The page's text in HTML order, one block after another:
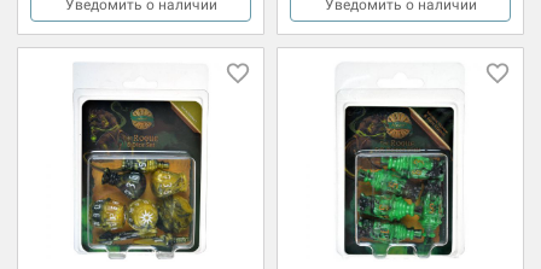
Уведомить о наличии Уведомить о наличии